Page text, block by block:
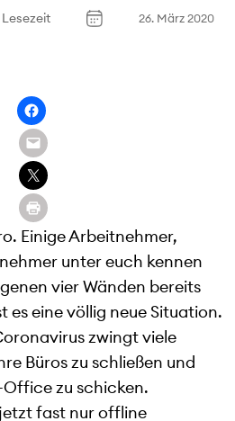
Lesezeit 26. März 2020
Einige Arbeitnehmer,
unter euch kennen
vier Wänden bereits
es eine völlig neue Situation.
zwingt viele
Büros zu schließen und
zu schicken.
fast nur offline